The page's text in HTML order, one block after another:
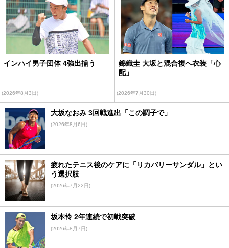
インハイ男子団体 4強出揃う
(2026年8月3日)
錦織圭 大坂と混合複へ衣装「心
配」
(2026年7月30日)
大坂なおみ 3回戦進出「この調子で」
(2026年8月6日)
疲れたテニス後のケアに「リカバリーサンダル」とい
う選択肢
(2026年7月22日)
坂本怜 2年連続で初戦突破
(2026年8月7日)